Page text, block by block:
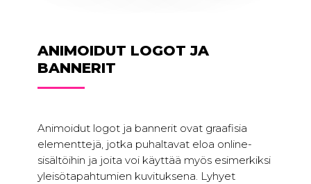
ANIMOIDUT LOGOT JA
BANNERIT
Animoidut logot ja bannerit ovat graafisia
elementtejä, jotka puhaltavat eloa online-
sisältöihin ja joita voi käyttää myös esimerkiksi
yleisötapahtumien kuvituksena. Lyhyet